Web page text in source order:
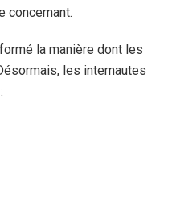
concernant.
la manière dont les
les internautes